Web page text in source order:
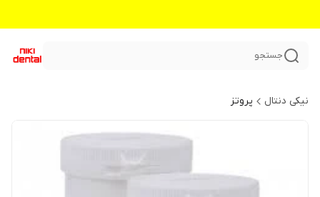
جستجو
نیکی دنتال پروتز